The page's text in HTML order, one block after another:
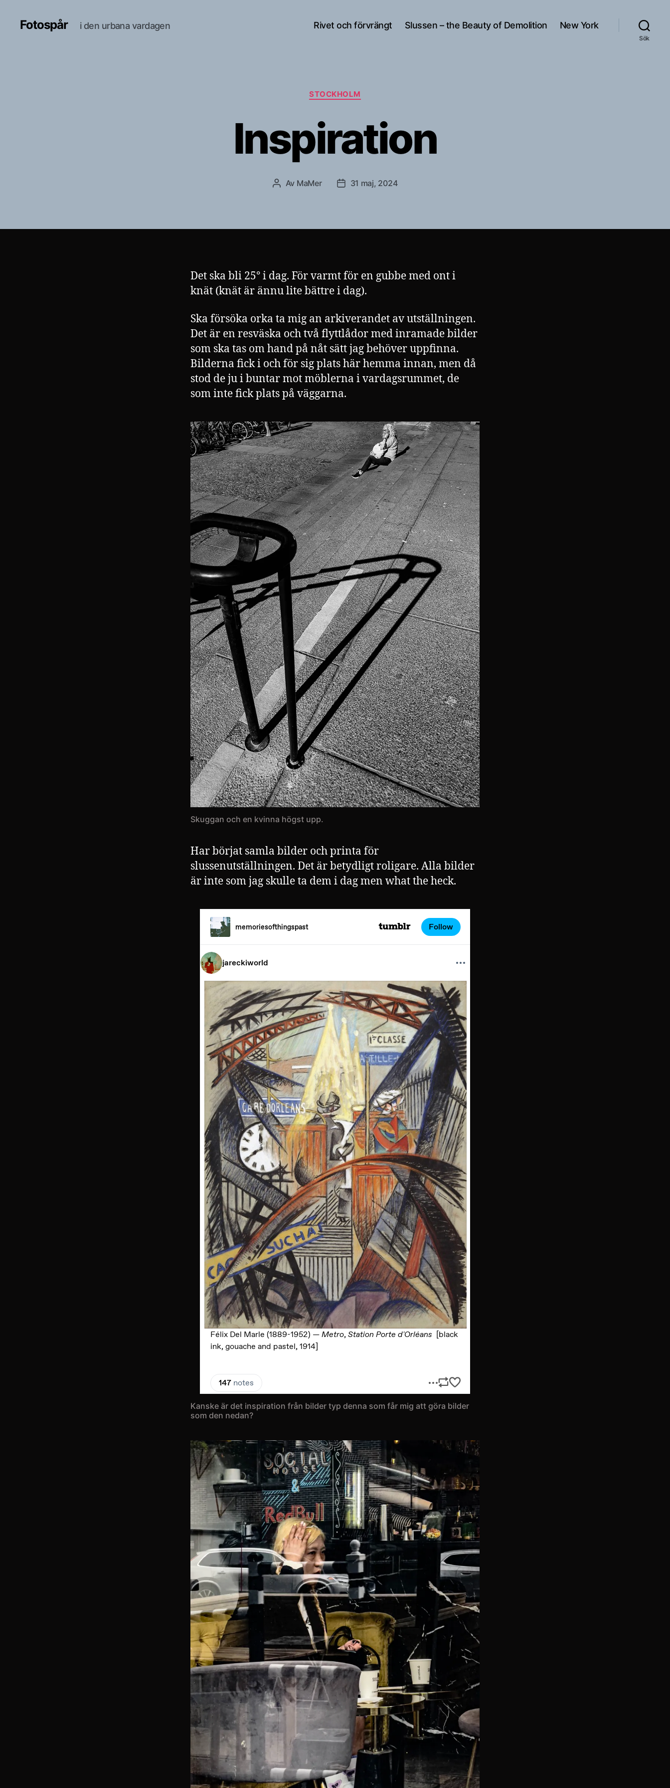
Fotospår i den urbana vardagen Rivet och förvrängt Slussen – the Beauty of Demolition New York
Sök
Kategorier
STOCKHOLM
Inspiration
Inläggsförfattare
Av MaMer Inläggsdatum
31 maj, 2024
Det ska bli 25° i dag. För varmt för en gubbe med ont i
knät (knät är ännu lite bättre i dag).
Ska försöka orka ta mig an arkiverandet av utställningen.
Det är en resväska och två flyttlådor med inramade bilder
som ska tas om hand på nåt sätt jag behöver uppfinna.
Bilderna fick i och för sig plats här hemma innan, men då
stod de ju i buntar mot möblerna i vardagsrummet, de
som inte fick plats på väggarna.
Skuggan och en kvinna högst upp.
Har börjat samla bilder och printa för
slussenutställningen. Det är betydligt roligare. Alla bilder
är inte som jag skulle ta dem i dag men what the heck.
Kanske är det inspiration från bilder typ denna som får mig att göra bilder
som den nedan?